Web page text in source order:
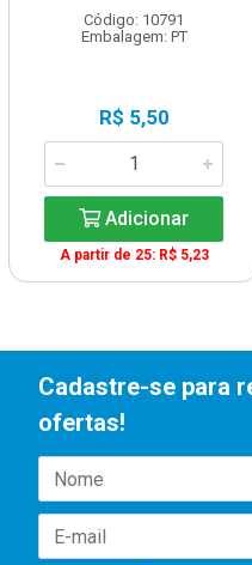
Código: 10791
Embalagem: PT
R$ 5,50
Adicionar
A partir de 25: R$ 5,23
Cadastre-se para
ofertas!